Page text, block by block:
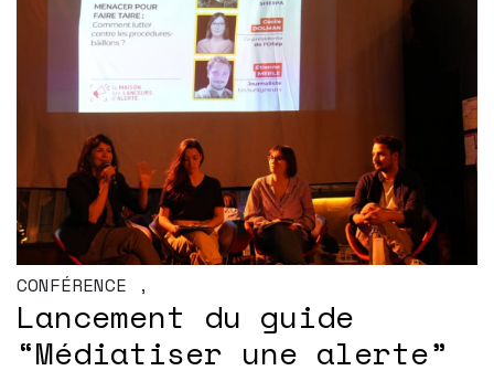
CONFÉRENCE ,
Lancement du guide
“Médiatiser une alerte”